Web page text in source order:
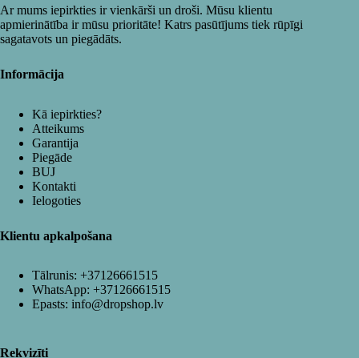
Ar mums iepirkties ir vienkārši un droši. Mūsu klientu
apmierinātība ir mūsu prioritāte! Katrs pasūtījums tiek rūpīgi
sagatavots un piegādāts.
Informācija
Kā iepirkties?
Atteikums
Garantija
Piegāde
BUJ
Kontakti
Ielogoties
Klientu apkalpošana
Tālrunis: +37126661515
WhatsApp: +37126661515
Epasts: info@dropshop.lv
Rekvizīti